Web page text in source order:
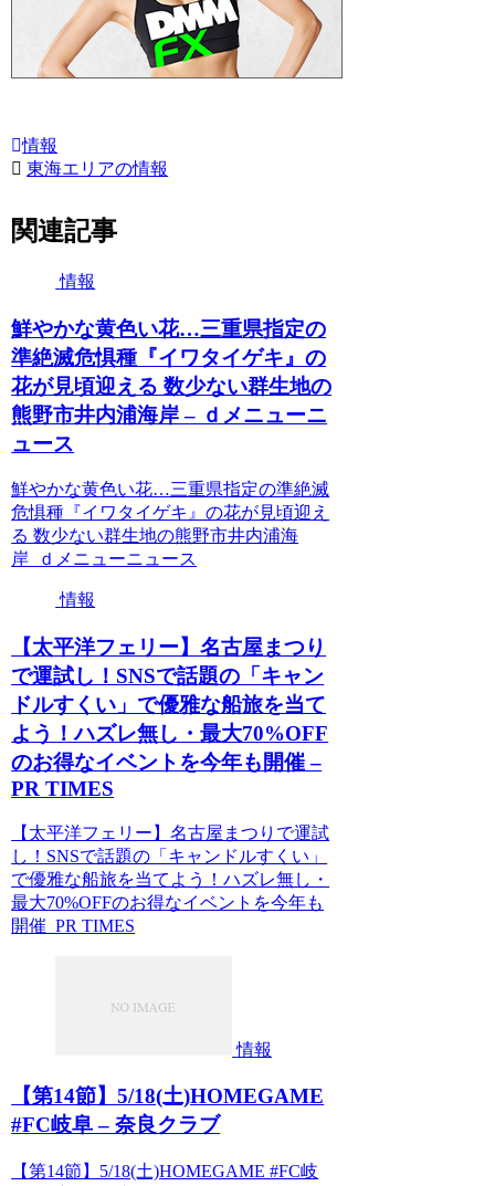
情報
東海エリアの情報
関連記事
情報
鮮やかな黄色い花…三重県指定の
準絶滅危惧種『イワタイゲキ』の
花が見頃迎える 数少ない群生地の
熊野市井内浦海岸 – ｄメニューニ
ュース
鮮やかな黄色い花…三重県指定の準絶滅
危惧種『イワタイゲキ』の花が見頃迎え
る 数少ない群生地の熊野市井内浦海
岸 ｄメニューニュース
情報
【太平洋フェリー】名古屋まつり
で運試し！SNSで話題の「キャン
ドルすくい」で優雅な船旅を当て
よう！ハズレ無し・最大70%OFF
のお得なイベントを今年も開催 –
PR TIMES
【太平洋フェリー】名古屋まつりで運試
し！SNSで話題の「キャンドルすくい」
で優雅な船旅を当てよう！ハズレ無し・
最大70%OFFのお得なイベントを今年も
開催 PR TIMES
情報
【第14節】5/18(土)HOMEGAME
#FC岐阜 – 奈良クラブ
【第14節】5/18(土)HOMEGAME #FC岐